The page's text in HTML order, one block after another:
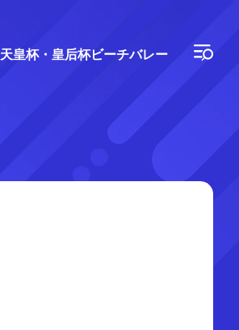
天皇杯・皇后杯ビーチバレー